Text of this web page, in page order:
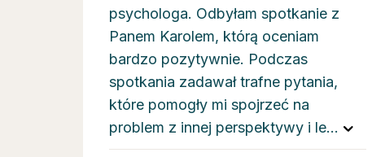
psychologa. Odbyłam spotkanie z
Panem Karolem, którą oceniam
bardzo pozytywnie. Podczas
spotkania zadawał trafne pytania,
które pomogły mi spojrzeć na
problem z innej perspektywy i le...